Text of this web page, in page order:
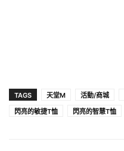
TAGS 天堂M 活動/商城
閃亮的敏捷T恤
閃亮的智慧T恤